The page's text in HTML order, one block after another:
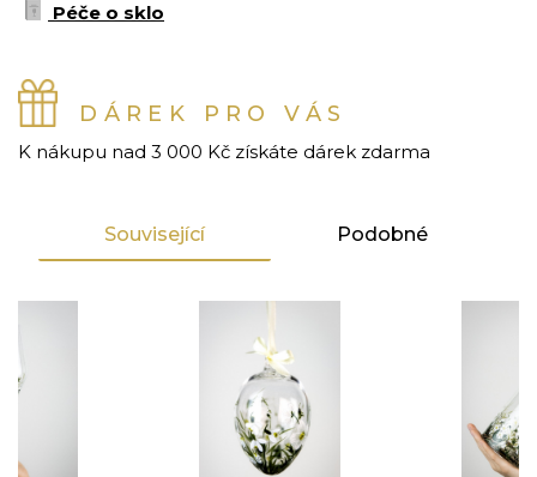
Péče o sklo
DÁREK PRO VÁS
K nákupu nad 3 000 Kč získáte dárek zdarma
Související Podobné